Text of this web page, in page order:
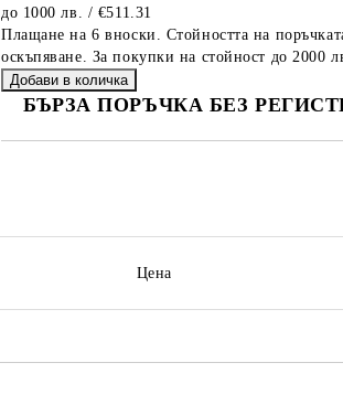
до 1000 лв. / €511.31
Плащане на 6 вноски. Стойността на
оскъпяване. За покупки на стойност до 2000
БЪРЗА ПОРЪЧКА БЕЗ
Цена